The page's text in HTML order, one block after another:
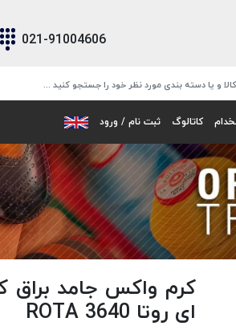
021-91004606
کاتالوگ ثبت نام / ورود
کرم واکس جامد براق
ای روتا 3640 ROTA